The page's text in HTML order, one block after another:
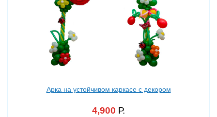
Арка на устойчивом каркасе с декором
4,900 Р.